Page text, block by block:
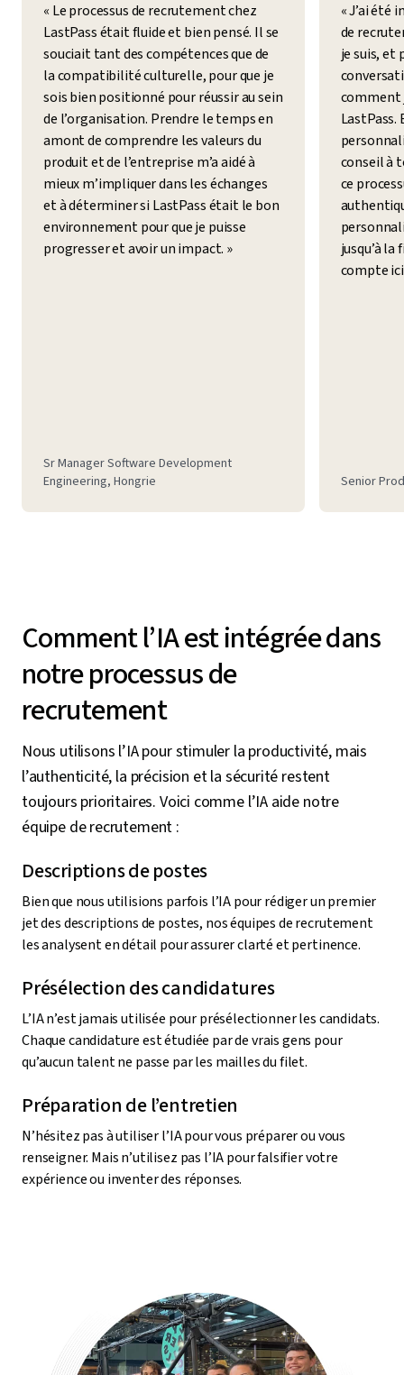
« Le processus de recrutement chez
LastPass était fluide et bien pensé. Il se
souciait tant des compétences que de
la compatibilité culturelle, pour que je
sois bien positionné pour réussir au sein
de l’organisation. Prendre le temps en
amont de comprendre les valeurs du
produit et de l’entreprise m’a aidé à
mieux m’impliquer dans les échanges
et à déterminer si LastPass était le bon
environnement pour que je puisse
progresser et avoir un impact. »
Sr Manager Software Development
Engineering, Hongrie
« J’ai été
de
je suis, et
comment
LastPass.
conseil à
ce
jusqu’à la
compte
Senior
Comment l’IA est intégrée dans
notre processus de
recrutement
Nous utilisons l’IA pour stimuler la productivité, mais
l’authenticité, la précision et la sécurité restent
toujours prioritaires. Voici comme l’IA aide notre
équipe de recrutement :
Descriptions de postes
Bien que nous utilisions parfois l’IA pour rédiger un premier
jet des descriptions de postes, nos équipes de recrutement
les analysent en détail pour assurer clarté et pertinence.
Présélection des candidatures
L’IA n’est jamais utilisée pour présélectionner les candidats.
Chaque candidature est étudiée par de vrais gens pour
qu’aucun talent ne passe par les mailles du filet.
Préparation de l’entretien
N’hésitez pas à utiliser l’IA pour vous préparer ou vous
renseigner. Mais n’utilisez pas l’IA pour falsifier votre
expérience ou inventer des réponses.